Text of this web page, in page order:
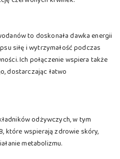
to doskonała dawka energii
siłę i wytrzymałość podczas
Ich połączenie wspiera także
dostarczając łatwo
odżywczych, w tym
które wspierają zdrowie skóry,
metabolizmu.